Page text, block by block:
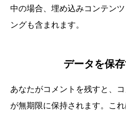
中の場合、埋め込みコンテン
ングも含まれます。
データを保
あなたがコメントを残すと、
が無期限に保持されます。こ